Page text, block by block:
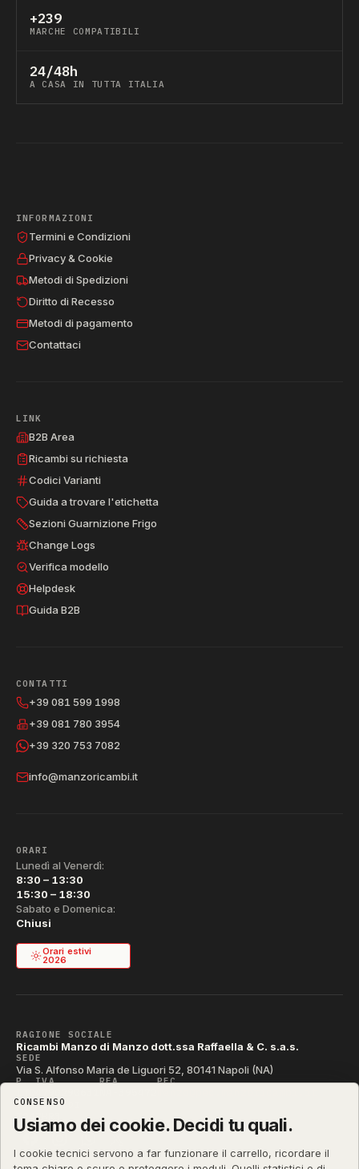
+239
MARCHE COMPATIBILI
24/48h
A CASA IN TUTTA ITALIA
INFORMAZIONI
Termini e Condizioni
Privacy & Cookie
Metodi di Spedizioni
Diritto di Recesso
Metodi di pagamento
Contattaci
LINK
B2B Area
Ricambi su richiesta
Codici Varianti
Guida a trovare l'etichetta
Sezioni Guarnizione Frigo
Change Logs
Verifica modello
Helpdesk
Guida B2B
CONTATTI
+39 081 599 1998
+39 081 780 3954
+39 320 753 7082
info@manzoricambi.it
ORARI
Lunedì al Venerdì:
8:30 – 13:30
15:30 – 18:30
Sabato e Domenica:
Chiusi
Orari estivi
2026
RAGIONE SOCIALE
Ricambi Manzo di Manzo dott.ssa Raffaella & C. s.a.s.
SEDE
Via S. Alfonso Maria de Liguori 52, 80141 Napoli (NA)
P. IVA REA PEC
CODICE SDI
T04ZHR3
CONSENSO
Usiamo dei cookie. Decidi tu quali.
I cookie tecnici servono a far funzionare il carrello, ricordare il